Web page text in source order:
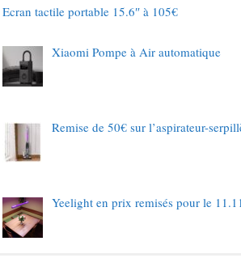
Ecran tactile portable 15.6″ à 105€
Xiaomi Pompe à Air automatique
Remise de 50€ sur l’aspirateur-
Yeelight en prix remisés pour le